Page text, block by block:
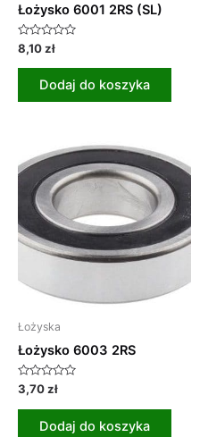
Łożysko 6001 2RS (SL)
Oceniono
0
na
8,10zł
Dodaj do koszyka
Łożyska
Łożysko 6003 2RS
Oceniono
na
3,70zł
Dodaj do koszyka